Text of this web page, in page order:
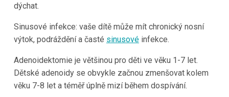
dýchat.
Sinusové infekce: vaše dítě může mít chronický nosní
výtok, podráždění a časté sinusovéinfekce.
Adenoidektomie je většinou pro děti ve věku 1-7 let.
Dětské adenoidy se obvykle začnou zmenšovat kolem
věku 7-8 let a téměř úplně mizí během dospívání.